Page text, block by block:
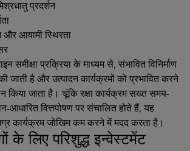
प्रदर्शन
आयामी स्थिरता
समीक्षा प्रक्रिया के माध्यम से, संभावित विनिर्माण
जाती है और उत्पादन कार्यक्रमों को प्रभावित करने
किया जाता है। चूंकि रक्षा कार्यक्रम सख्त समय-
आधारित वित्तपोषण पर संचालित होते हैं, यह
कार्यक्रम जोखिम कम करने में मदद करता है।
के लिए परिशुद्ध इन्वेस्टमेंट